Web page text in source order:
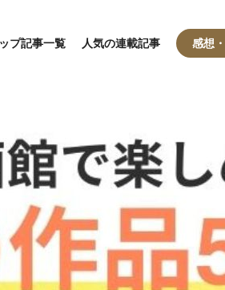
プ記事一覧 人気の連載記事 感想